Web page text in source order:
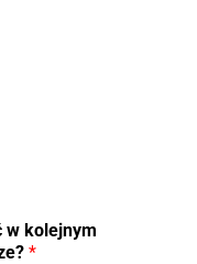
w kolejnym
*